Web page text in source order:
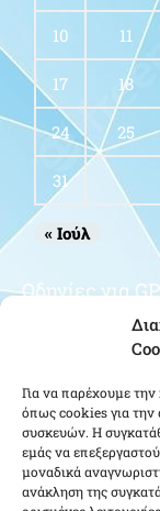
Για να παρέχουμε την
όπως cookies για την
συσκευών. Η
εμάς να
μοναδικά
ανάκληση της
10 11
17 18
24 25
31
« Ιούλ
Οδηγίες για
Κάντε